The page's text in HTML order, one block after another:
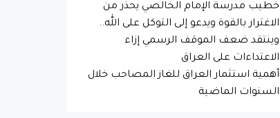
خطيب مدرسة الإمام الخالصي يحذّر من
الاغترار بالقوة ويدعو إلى التوكل على الله..
وينتقد ضعف الموقف الرسمي إزاء
الاعتداءات على العراق
أهمية استثمار العراق للغاز المصاحب خلال
السنوات الماضية